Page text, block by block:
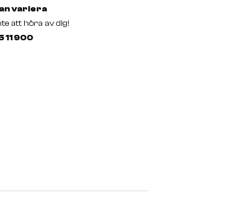
variera
att höra av dig!
11 900